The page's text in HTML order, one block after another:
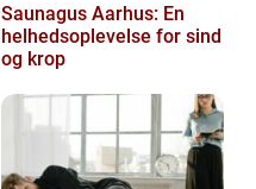
Saunagus Aarhus: En
helhedsoplevelse for sind
og krop